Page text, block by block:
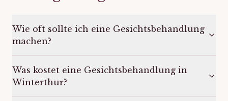
Wie oft sollte ich eine Gesichtsbehandlung
machen?
Was kostet eine Gesichtsbehandlung in
Winterthur?